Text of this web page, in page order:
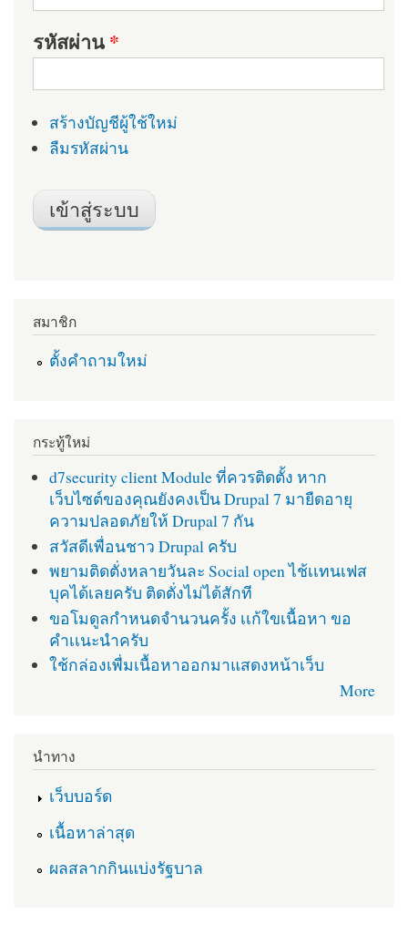
รหัสผ่าน*
สร้างบัญชีผู้ใช้ใหม่
ลืมรหัสผ่าน
สมาชิก
ตั้งคำถามใหม่
กระทู้ใหม่
d7security client Module ที่ควรติดตั้ง หาก
เว็บไซต์ของคุณยังคงเป็น Drupal 7 มายืดอายุ
ความปลอดภัยให้ Drupal 7 กัน
สวัสดีเพื่อนชาว Drupal ครับ
พยามติดตั่งหลายวันละ Social open ไช้เเทนเฟส
บุคได้เลยครับ ติดตั่งไม่ได้สักที
ขอโมดูลกำหนดจำนวนครั้ง เเก้ใขเนื้อหา ขอ
คำเเนะนำครับ
ใช้กล่องเพื่มเนื้อหาออกมาแสดงหน้าเว็บ
More
นำทาง
เว็บบอร์ด
เนื้อหาล่าสุด
ผลสลากกินแบ่งรัฐบาล